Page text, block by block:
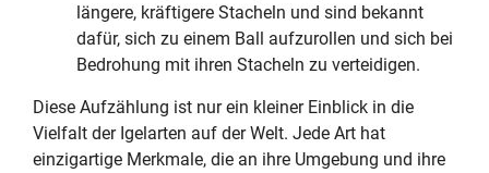
längere, kräftigere Stacheln und sind bekannt
dafür, sich zu einem Ball aufzurollen und sich bei
Bedrohung mit ihren Stacheln zu verteidigen.
Diese Aufzählung ist nur ein kleiner Einblick in die
Vielfalt der Igelarten auf der Welt. Jede Art hat
einzigartige Merkmale, die an ihre Umgebung und ihre